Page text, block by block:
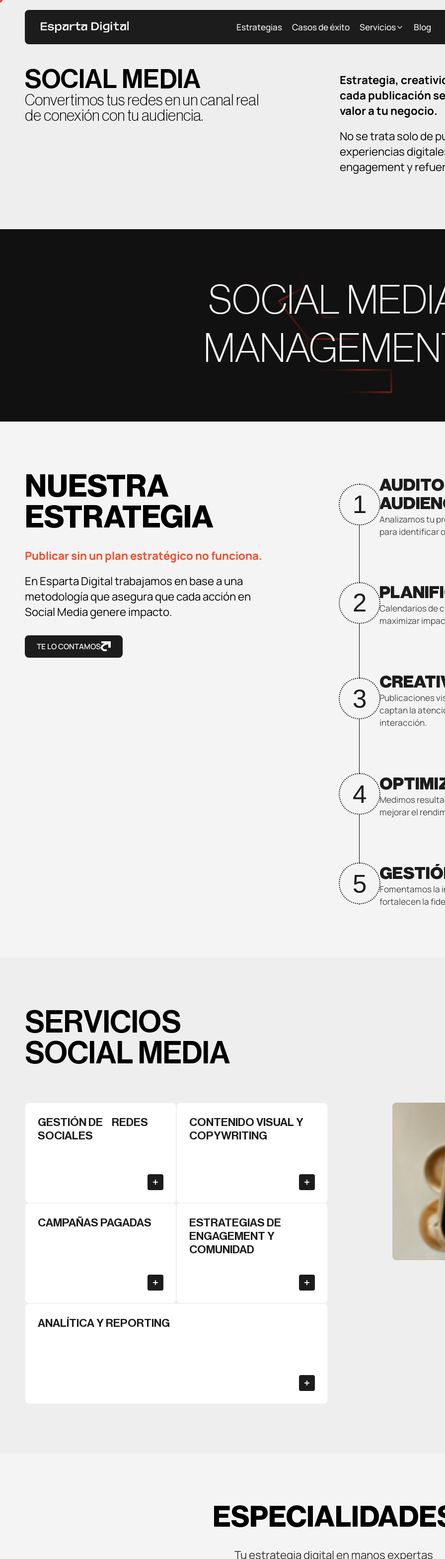
Saltar
Estrategias Casos de éxito Servicios Blog
SOCIAL MEDIA
Convertimos tus redes en un canal real
de conexión con tu audiencia.
Estrategia,
cada publicación
valor a tu negocio.
No se trata solo de
experiencias
engagement y
SOCIAL
NUESTRA
ESTRATEGIA
Publicar sin un plan estratégico no funciona.
En Esparta Digital trabajamos en base a una
metodología que asegura que cada acción en
Social Media genere impacto.
TE LO CONTAMOS
1
Analizamos tu
para identificar
2
Calendarios de
maximizar
3
Publicaciones
captan la
interacción.
4
Medimos
mejorar el
5
Fomentamos la
fortalecen la
SERVICIOS
SOCIAL MEDIA
GESTIÓN DE REDES
SOCIALES
CONTENIDO VISUAL Y
COPYWRITING
CAMPAÑAS PAGADAS
ESTRATEGIAS DE
ENGAGEMENT Y
COMUNIDAD
ANALÍTICA Y REPORTING
Tu estrategia digital en manos expertas